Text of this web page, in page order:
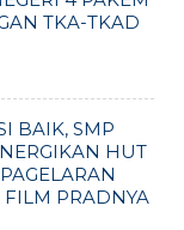
TKA-TKAD
BAIK, SMP
HUT
FILM PRADNYA